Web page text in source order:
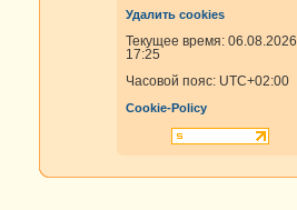
Удалить cookies
Текущее время: 06.08.2026
17:25
Часовой пояс: UTC+02:00
Cookie-Policy